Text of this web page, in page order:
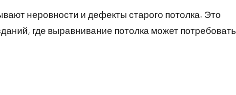
неровности и дефекты старого потолка. Это
где выравнивание потолка может потребовать